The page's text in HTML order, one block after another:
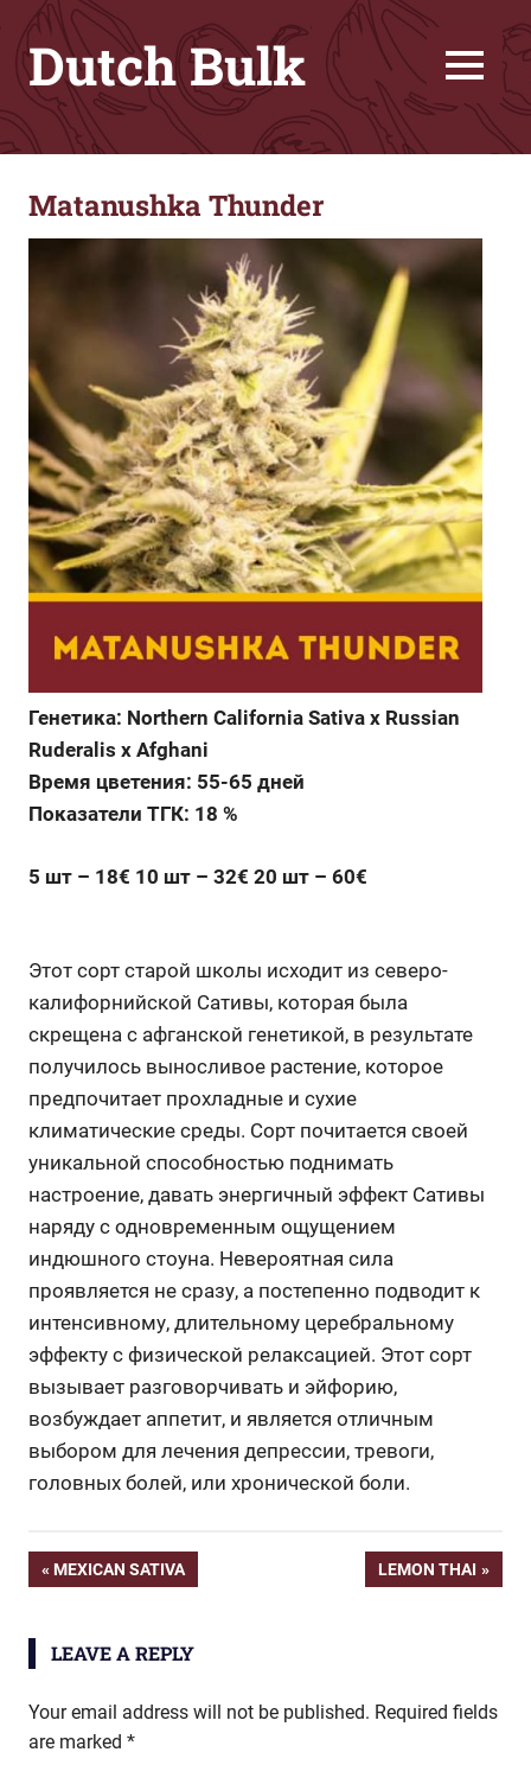
contentDutch Bulk
Great
genetics
friendly
MENU
Matanushka Thunder
Генетика: Northern California Sativa x Russian
Ruderalis x Afghani
Время цветения: 55-65 дней
Показатели ТГК: 18 %
5 шт – 18€ 10 шт – 32€ 20 шт – 60€
Этот сорт старой школы исходит из северо-
калифорнийской Сативы, которая была
скрещена с афганской генетикой, в результате
получилось выносливое растение, которое
предпочитает прохладные и сухие
климатические среды. Сорт почитается своей
уникальной способностью поднимать
настроение, давать энергичный эффект Сативы
наряду с одновременным ощущением
индюшного стоуна. Невероятная сила
проявляется не сразу, а постепенно подводит к
интенсивному, длительному церебральному
эффекту с физической релаксацией. Этот сорт
вызывает разговорчивать и эйфорию,
возбуждает аппетит, и является отличным
выбором для лечения депрессии, тревоги,
головных болей, или хронической боли.
Post
PREVIOUS
MEXICAN SATIVA
NEXT
LEMON THAI
LEAVE A REPLY
Your email address will not be published. Required fields
are marked *